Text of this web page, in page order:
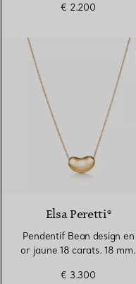
€ 2.200
Elsa Peretti®
Pendentif Bean design en
or jaune 18 carats. 18 mm.
€ 3.300